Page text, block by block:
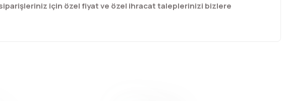
için özel fiyat ve özel ihracat taleplerinizi bizlere